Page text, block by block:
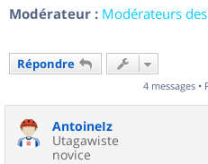
Modérateur : Modérateurs
Répondre
4 messages •
AntoineIz
Utagawiste
novice